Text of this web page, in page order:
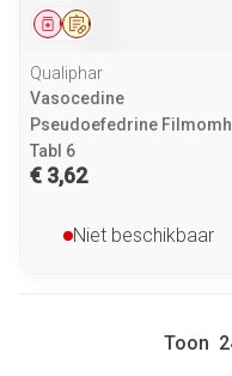
Op voorschrift
Geneesmiddel
Qualiphar
Vasocedine
Pseudoefedrine Filmomh
Tabl 6
€ 3,62
Niet beschikbaar
Toon